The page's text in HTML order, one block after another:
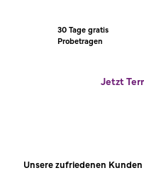
30 Tage gratis
Probetragen
Jetzt
Unsere zufriedenen Kunden